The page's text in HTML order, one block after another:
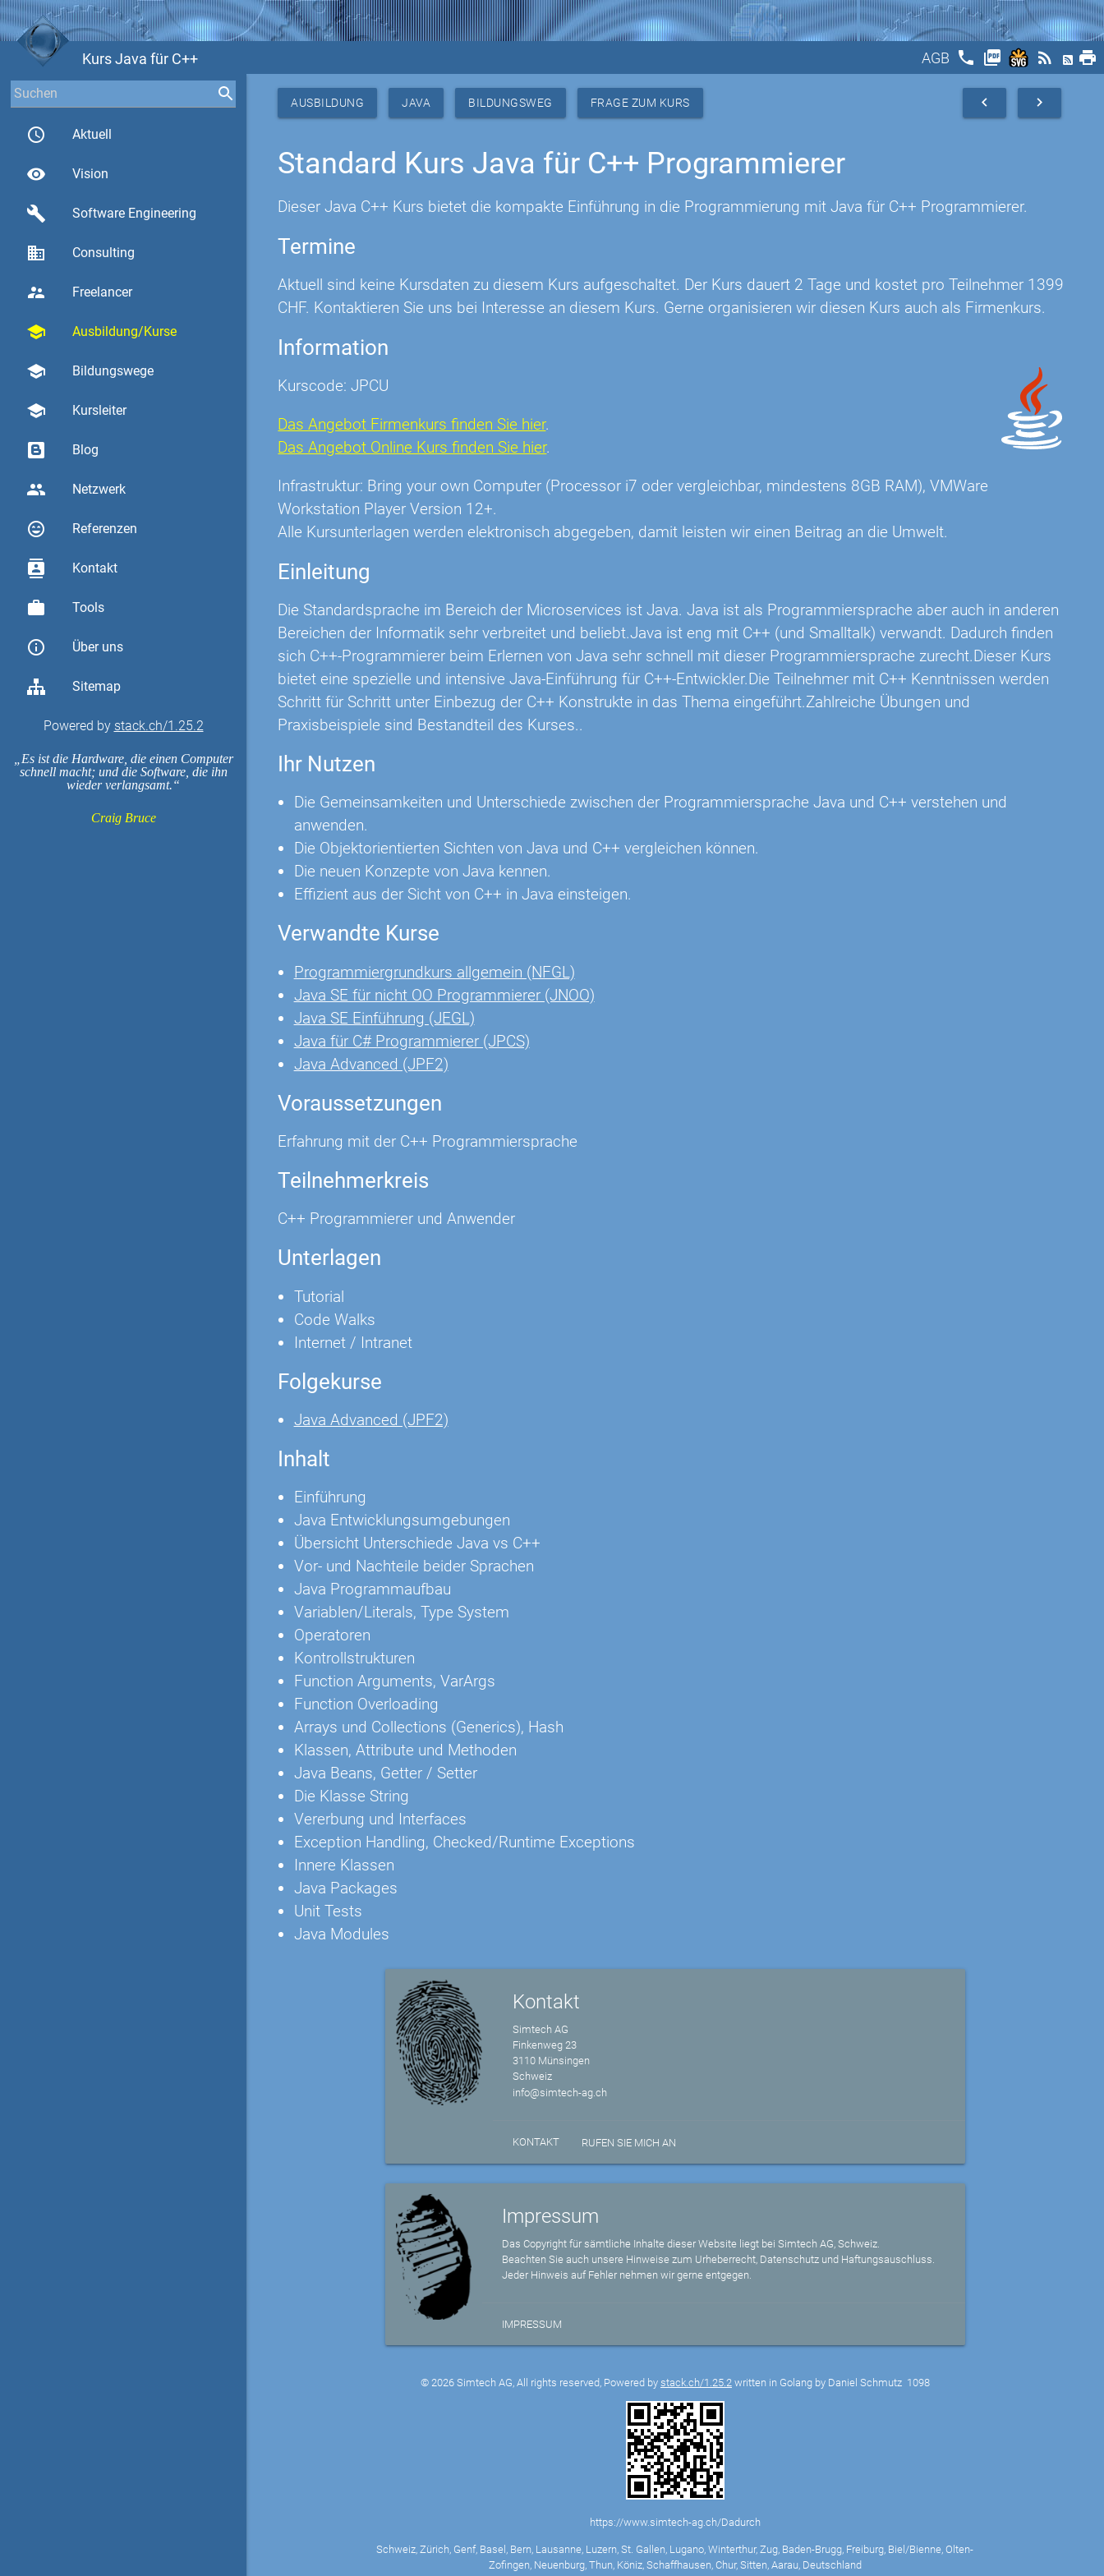
Kurs Java für C++ AGB phone picture_as_pdf rss_feed print
access_time Aktuell
visibility Vision
build Software Engineering
business Consulting
supervisor_account Freelancer
school Ausbildung/Kurse
school Bildungswege
school Kursleiter
Blog
group Netzwerk
sentiment_very_satisfied Referenzen
contacts Kontakt
work Tools
info_outline Über uns
Sitemap
Powered by stack.ch/1.25.2
Es ist die Hardware, die einen Computer
schnell macht; und die Software, die ihn
wieder verlangsamt.
Craig Bruce
AUSBILDUNG JAVA BILDUNGSWEG FRAGE ZUM KURS navigate_next
navigate_before
Standard Kurs Java für C++ Programmierer
Dieser Java C++ Kurs bietet die kompakte Einführung in die Programmierung mit Java für C++ Programmierer.
Termine
Aktuell sind keine Kursdaten zu diesem Kurs aufgeschaltet. Der Kurs dauert 2 Tage und kostet pro Teilnehmer 1399
CHF. Kontaktieren Sie uns bei Interesse an diesem Kurs. Gerne organisieren wir diesen Kurs auch als Firmenkurs.
Information
Kurscode: JPCU
Das Angebot Firmenkurs finden Sie hier.
Das Angebot Online Kurs finden Sie hier.
Infrastruktur: Bring your own Computer (Processor i7 oder vergleichbar, mindestens 8GB RAM), VMWare
Workstation Player Version 12+.
Alle Kursunterlagen werden elektronisch abgegeben, damit leisten wir einen Beitrag an die Umwelt.
Einleitung
Die Standardsprache im Bereich der Microservices ist Java. Java ist als Programmiersprache aber auch in anderen
Bereichen der Informatik sehr verbreitet und beliebt.Java ist eng mit C++ (und Smalltalk) verwandt. Dadurch finden
sich C++-Programmierer beim Erlernen von Java sehr schnell mit dieser Programmiersprache zurecht.Dieser Kurs
bietet eine spezielle und intensive Java-Einführung für C++-Entwickler.Die Teilnehmer mit C++ Kenntnissen werden
Schritt für Schritt unter Einbezug der C++ Konstrukte in das Thema eingeführt.Zahlreiche Übungen und
Praxisbeispiele sind Bestandteil des Kurses..
Ihr Nutzen
Die Gemeinsamkeiten und Unterschiede zwischen der Programmiersprache Java und C++ verstehen und
anwenden.
Die Objektorientierten Sichten von Java und C++ vergleichen können.
Die neuen Konzepte von Java kennen.
Effizient aus der Sicht von C++ in Java einsteigen.
Verwandte Kurse
Programmiergrundkurs allgemein (NFGL)
Java SE für nicht OO Programmierer (JNOO)
Java SE Einführung (JEGL)
Java für C# Programmierer (JPCS)
Java Advanced (JPF2)
Voraussetzungen
Erfahrung mit der C++ Programmiersprache
Teilnehmerkreis
C++ Programmierer und Anwender
Unterlagen
Tutorial
Code Walks
Internet / Intranet
Folgekurse
Java Advanced (JPF2)
Inhalt
Einführung
Java Entwicklungsumgebungen
Übersicht Unterschiede Java vs C++
Vor- und Nachteile beider Sprachen
Java Programmaufbau
Variablen/Literals, Type System
Operatoren
Kontrollstrukturen
Function Arguments, VarArgs
Function Overloading
Arrays und Collections (Generics), Hash
Klassen, Attribute und Methoden
Java Beans, Getter / Setter
Die Klasse String
Vererbung und Interfaces
Exception Handling, Checked/Runtime Exceptions
Innere Klassen
Java Packages
Unit Tests
Java Modules
Kontakt
Simtech AG
Finkenweg 23
3110 Münsingen
Schweiz
info@simtech-ag.ch
KONTAKT RUFEN SIE MICH AN
Impressum
Das Copyright für sämtliche Inhalte dieser Website liegt bei Simtech AG, Schweiz.
Beachten Sie auch unsere Hinweise zum Urheberrecht, Datenschutz und Haftungsauschluss.
Jeder Hinweis auf Fehler nehmen wir gerne entgegen.
IMPRESSUM
© 2026 Simtech AG, All rights reserved, Powered by stack.ch/1.25.2written in Golang by Daniel Schmutz 1098
https://www.simtech-ag.ch/Dadurch
Schweiz, Zürich, Genf, Basel, Bern, Lausanne, Luzern, St. Gallen, Lugano, Winterthur, Zug, Baden-Brugg, Freiburg, Biel/Bienne, Olten-
Zofingen, Neuenburg, Thun, Köniz, Schaffhausen, Chur, Sitten, Aarau, Deutschland